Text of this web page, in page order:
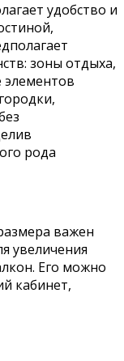
удобство и
зоны отдыха,
элементов
рода
важен
увеличения
Его можно
кабинет,